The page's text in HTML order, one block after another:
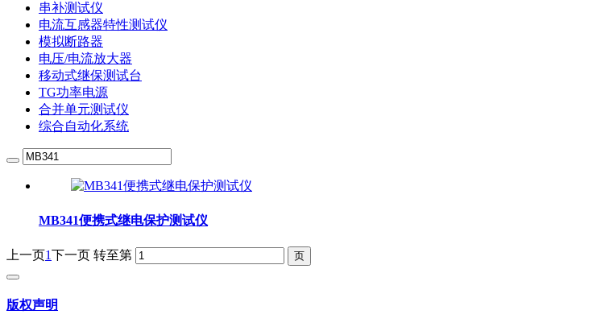
串补测试仪
电流互感器特性测试仪
模拟断路器
电压/电流放大器
移动式继保测试台
TG功率电源
合并单元测试仪
综合自动化系统
MB341便携式继电保护测试仪
上一页1下一页 转至第
版权声明